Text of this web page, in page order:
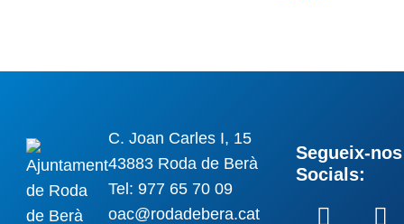
C. Joan Carles I, 15
43883 Roda de Berà
Tel: 977 65 70 09
oac@rodadebera.cat
Segueix-
Socials: